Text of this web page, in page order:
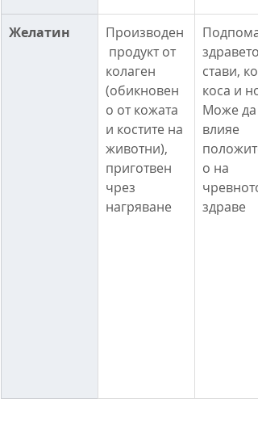
Желатин
Производен
продукт от
колаген
(обикновен
о от кожата
и костите на
животни),
приготвен
чрез
нагряване
стави,
коса и
Може да
влияе
о на
чревното
здраве